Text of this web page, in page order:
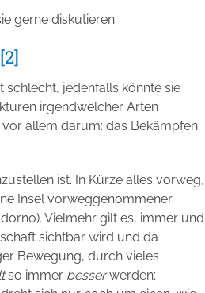
gerne diskutieren.
[2]
schlecht, jedenfalls könnte sie
irgendwelcher Arten
allem darum: das Bekämpfen
ist. In Kürze alles vorweg,
Insel vorweggenommener
Vielmehr gilt es, immer und
sichtbar wird und da
Bewegung, durch vieles
so immer besserwerden;